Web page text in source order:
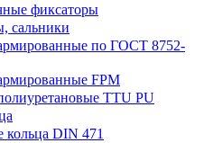
фиксаторы
сальники
по ГОСТ 8752-
FPM
TTU PU
DIN 471